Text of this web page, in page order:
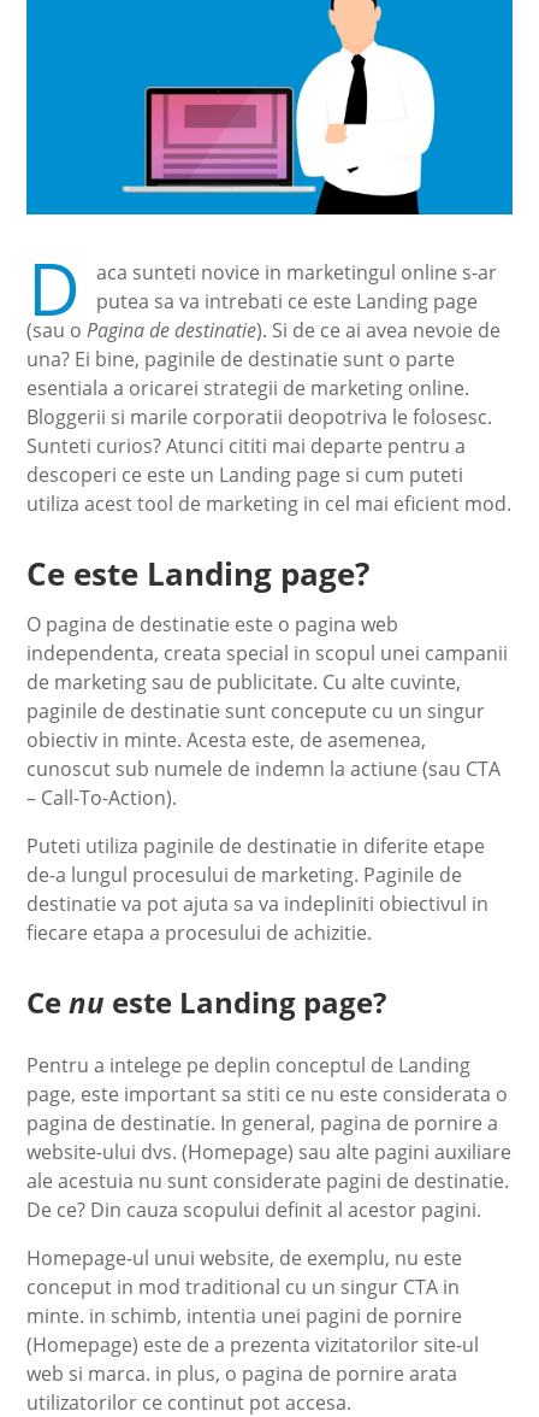
D
aca sunteti novice in marketingul online s-ar
putea sa va intrebati ce este Landing page
(sau oPagina de destinatie). Si de ce ai avea nevoie de
una? Ei bine, paginile de destinatie sunt o parte
esentiala a oricarei strategii de marketing online.
Bloggerii si marile corporatii deopotriva le folosesc.
Sunteti curios? Atunci cititi mai departe pentru a
descoperi ce este un Landing page si cum puteti
utiliza acest tool de marketing in cel mai eficient mod.
Ce este Landing page?
O pagina de destinatie este o pagina web
independenta, creata special in scopul unei campanii
de marketing sau de publicitate. Cu alte cuvinte,
paginile de destinatie sunt concepute cu un singur
obiectiv in minte. Acesta este, de asemenea,
cunoscut sub numele de indemn la actiune (sau CTA
– Call-To-Action).
Puteti utiliza paginile de destinatie in diferite etape
de-a lungul procesului de marketing. Paginile de
destinatie va pot ajuta sa va indepliniti obiectivul in
fiecare etapa a procesului de achizitie.
Cenu este Landing page?
Pentru a intelege pe deplin conceptul de Landing
page, este important sa stiti ce nu este considerata o
pagina de destinatie. In general, pagina de pornire a
website-ului dvs. (Homepage) sau alte pagini auxiliare
ale acestuia nu sunt considerate pagini de destinatie.
De ce? Din cauza scopului definit al acestor pagini.
Homepage-ul unui website, de exemplu, nu este
conceput in mod traditional cu un singur CTA in
minte. in schimb, intentia unei pagini de pornire
(Homepage) este de a prezenta vizitatorilor site-ul
web si marca. in plus, o pagina de pornire arata
utilizatorilor ce continut pot accesa.